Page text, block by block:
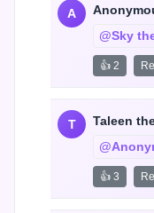
A
@Sky
👍 2
T Taleen
👍 3